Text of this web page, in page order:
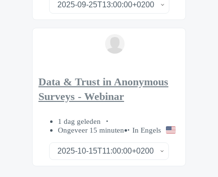
Data & Trust in Anonymous
Surveys - Webinar
1 dag geleden
Ongeveer 15 minuten
In Engels